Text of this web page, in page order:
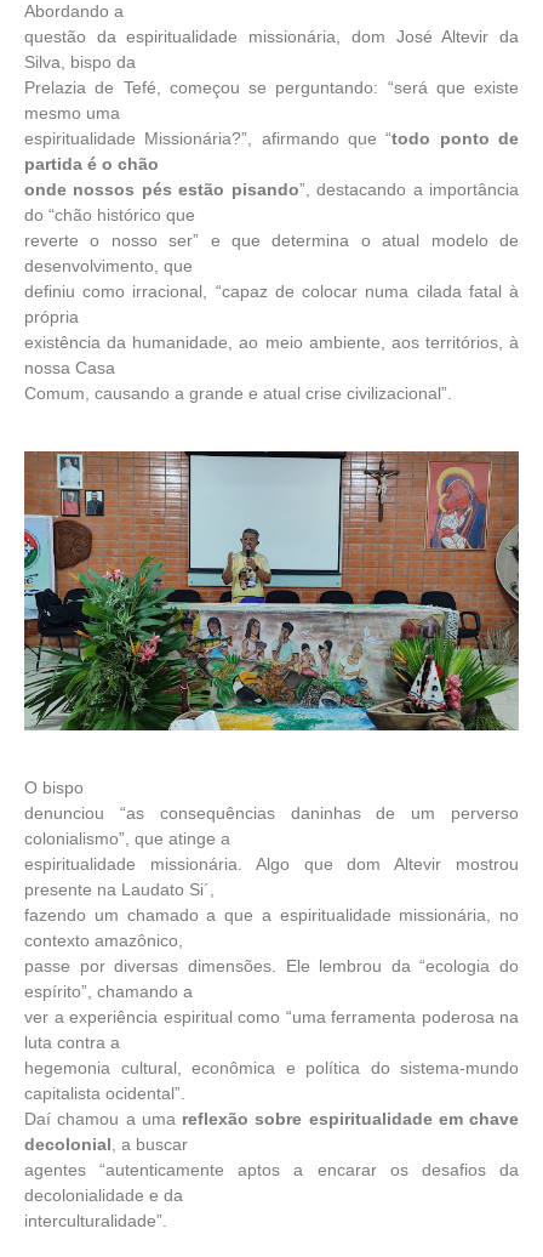
Abordando a
questão da espiritualidade missionária, dom José Altevir da
Silva, bispo da
Prelazia de Tefé, começou se perguntando: “será que existe
mesmo uma
espiritualidade Missionária?”, afirmando que “todo ponto de
partida é o chão
onde nossos pés estão pisando”, destacando a importância
do “chão histórico que
reverte o nosso ser” e que determina o atual modelo de
desenvolvimento, que
definiu como irracional, “capaz de colocar numa cilada fatal à
própria
existência da humanidade, ao meio ambiente, aos territórios, à
nossa Casa
Comum, causando a grande e atual crise civilizacional”.
O bispo
denunciou “as consequências daninhas de um perverso
colonialismo”, que atinge a
espiritualidade missionária. Algo que dom Altevir mostrou
presente na Laudato Si´,
fazendo um chamado a que a espiritualidade missionária, no
contexto amazônico,
passe por diversas dimensões. Ele lembrou da “ecologia do
espírito”, chamando a
ver a experiência espiritual como “uma ferramenta poderosa na
luta contra a
hegemonia cultural, econômica e política do sistema-mundo
capitalista ocidental”.
Daí chamou a uma reflexão sobre espiritualidade em chave
decolonial , a buscar
agentes “autenticamente aptos a encarar os desafios da
decolonialidade e da
interculturalidade”.